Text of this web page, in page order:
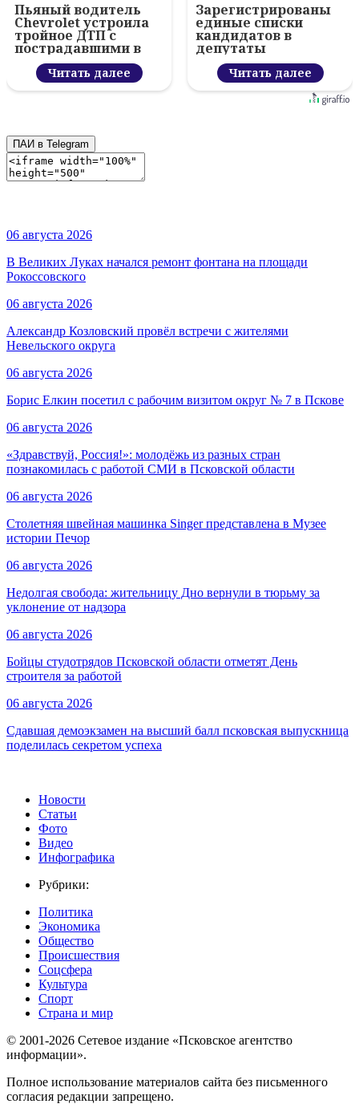
Пьяный водитель
Chevrolet устроила
тройное ДТП с
пострадавшими в
Пскове
Читать далее
Зарегистрированы
единые списки
кандидатов в
депутаты
Заксобрания
Псковской области
от ряда партий
Читать далее
ПАИ в Telegram
06 августа 2026
В Великих Луках начался ремонт фонтана на площади
Рокоссовского
06 августа 2026
Александр Козловский провёл встречи с жителями
Невельского округа
06 августа 2026
Борис Елкин посетил с рабочим визитом округ № 7 в Пскове
06 августа 2026
«Здравствуй, Россия!»: молодёжь из разных стран
познакомилась с работой СМИ в Псковской области
06 августа 2026
Столетняя швейная машинка Singer представлена в Музее
истории Печор
06 августа 2026
Недолгая свобода: жительницу Дно вернули в тюрьму за
уклонение от надзора
06 августа 2026
Бойцы студотрядов Псковской области отметят День
строителя за работой
06 августа 2026
Сдавшая демоэкзамен на высший балл псковская выпускница
поделилась секретом успеха
Новости
Статьи
Фото
Видео
Инфографика
Рубрики:
Политика
Экономика
Общество
Происшествия
Соцсфера
Культура
Спорт
Страна и мир
© 2001-2026 Сетевое издание «Псковское агентство
информации».
Полное использование материалов сайта без письменного
согласия редакции запрещено.